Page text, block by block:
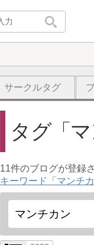
サークルタグ
タグ
11件のブログが登録
キーワード「マンチ